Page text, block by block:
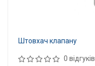
Штовхач клапану
0 відгуків